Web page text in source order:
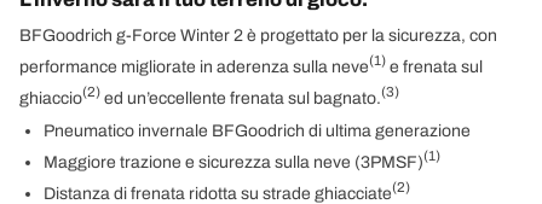
BFGoodrich g-Force Winter 2 è progettato per la sicurezza, con
performance migliorate in aderenza sulla neve(1) e frenata sul
ghiaccio(2) ed un’eccellente frenata sul bagnato.(3)
Pneumatico invernale BFGoodrich di ultima generazione
Maggiore trazione e sicurezza sulla neve (3PMSF)(1)
Distanza di frenata ridotta su strade ghiacciate(2)